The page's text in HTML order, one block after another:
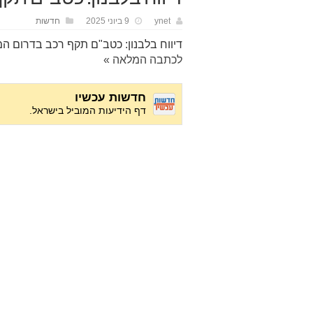
ynet 9 ביוני 2025 חדשות
דיווח בלבנון: כטב"ם תקף רכב בדרום
לכתבה המלאה »